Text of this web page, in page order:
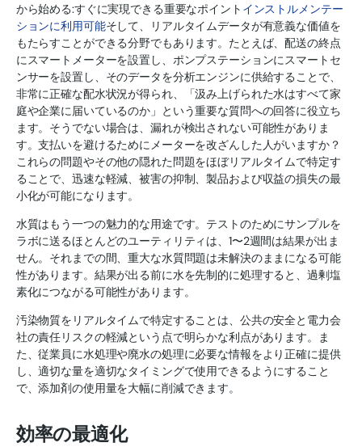
から始める:すぐに実現できる重要なポイント インストルメンテー
ションに利用可能そして、リアルタイムデータが有意義な価値を
もたらすことができる分野でもあります。たとえば、配送の終点
にスマートメーターを設置し、ポンプステーションにスマートセ
ンサーを設置し、そのデータを分析エンジンに供給することで、
非常に正確な配水状況が得られ、「汲み上げられた水はすべて家
庭や企業に届いているのか」という重要な質問への回答に役立ち
ます。そうでない場合は、漏れが検出されない可能性がありま
す。支払いを避けるためにメーターを改ざんした人がいますか？
これらの問題やその他の隠れた問題をほぼリアルタイムで特定す
ることで、迅速な軽減、被害の抑制、製品および収益の損失の最
小化が可能になります。
水質はもう一つの魅力的な用途です。テストのためにサンプルを
ラボに送るほとんどのユーティリティは、1〜2週間は結果が出ま
せん。それまでの間、重大な水質問題は未解決のままになる可能
性があります。結果が出る前に水を先制的に処理すると、過剰塩
素化につながる可能性があります。
汚染物質をリアルタイムで特定することは、公共の安全と電力会
社の責任リスクの軽減という点で明らかな利点があります。ま
た、従業員に水処理や廃水の処理に必要な情報をより正確に提供
し、適切な量を適切なタイミングで使用できるようにすること
で、添加剤の使用量を大幅に削減できます。
効率の最適化